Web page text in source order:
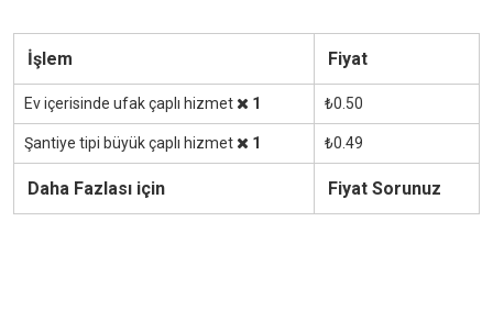
İşlem Fiyat
Ev içerisinde ufak çaplı hizmet 1 ₺0.50
Şantiye tipi büyük çaplı hizmet 1 ₺0.49
Daha Fazlası için Fiyat Sorunuz